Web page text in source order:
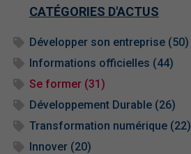
CATÉGORIES D'ACTUS
Développer son entreprise (50)
Informations officielles (44)
Se former (31)
Développement Durable (26)
Transformation numérique (22)
Innover (20)